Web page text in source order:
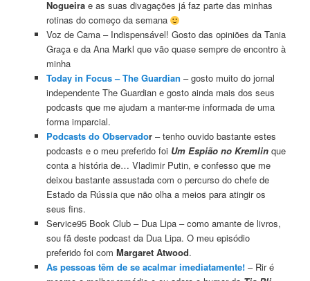
Nogueirae as suas divagações já faz parte das minhas
rotinas do começo da semana
Voz de Cama – Indispensável! Gosto das opiniões da Tania
Graça e da Ana Markl que vão quase sempre de encontro à
minha
Today in Focus – The Guardian – gosto muito do jornal
independente The Guardian e gosto ainda mais dos seus
podcasts que me ajudam a manter-me informada de uma
forma imparcial.
Podcasts do Observador – tenho ouvido bastante estes
podcasts e o meu preferido foi Um Espião no Kremlinque
conta a história de… Vladimir Putin, e confesso que me
deixou bastante assustada com o percurso do chefe de
Estado da Rússia que não olha a meios para atingir os
seus fins.
Service95 Book Club – Dua Lipa – como amante de livros,
sou fã deste podcast da Dua Lipa. O meu episódio
preferido foi com Margaret Atwood.
As pessoas têm de se acalmar imediatamente! – Rir é